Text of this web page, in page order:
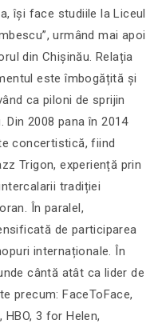
își face studiile la Liceul
urmând mai apoi
din Chișinău. Relația
este îmbogățită și
ca piloni de sprijin
2008 pana în 2014
concertistică, fiind
Trigon, experiență prin
tradiției
În paralel,
de participarea
internaționale. În
cântă atât ca lider de
precum: FaceToFace,
3 for Helen,